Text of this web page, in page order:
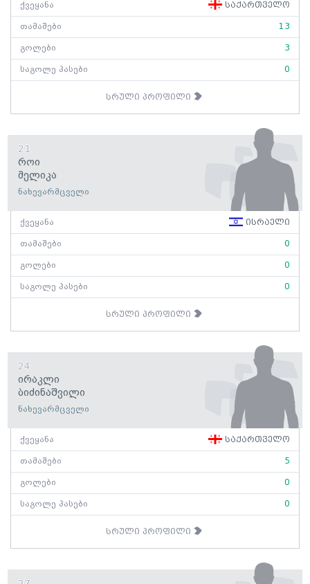
ქვეყანა საქართველო
თამაშები 13
გოლები 3
საგოლე პასები 0
სრული პროფილი
21
Როი
Მელიკა
ნახევარმცველი
ქვეყანა ისრაელი
თამაშები 0
გოლები 0
საგოლე პასები 0
სრული პროფილი
24
Ირაკლი
Ბიძინაშვილი
ნახევარმცველი
ქვეყანა საქართველო
თამაშები 5
გოლები 0
საგოლე პასები 0
სრული პროფილი